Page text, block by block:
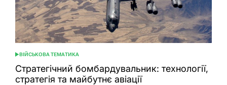
ОПУБЛІКУВАТИ
У
ВІЙСЬКОВА ТЕМАТИКА
Стратегічний бомбардувальник: технології,
стратегія та майбутнє авіації